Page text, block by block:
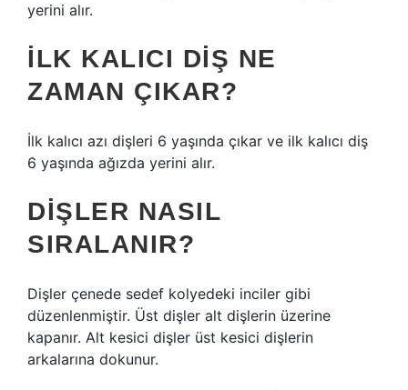
yerini alır.
İLK KALICI DIŞ NE
ZAMAN ÇIKAR?
İlk kalıcı azı dişleri 6 yaşında çıkar ve ilk kalıcı diş
6 yaşında ağızda yerini alır.
DIŞLER NASIL
SIRALANIR?
Dişler çenede sedef kolyedeki inciler gibi
düzenlenmiştir. Üst dişler alt dişlerin üzerine
kapanır. Alt kesici dişler üst kesici dişlerin
arkalarına dokunur.